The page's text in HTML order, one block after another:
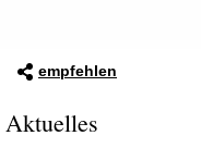
empfehlen
Aktuelles